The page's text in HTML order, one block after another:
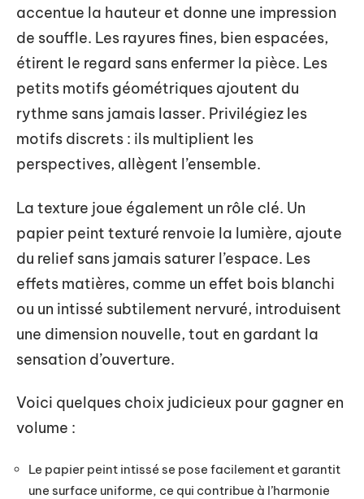
accentue la hauteur et donne une impression
de souffle. Les rayures fines, bien espacées,
étirent le regard sans enfermer la pièce. Les
petits motifs géométriques ajoutent du
rythme sans jamais lasser. Privilégiez les
motifs discrets : ils multiplient les
perspectives, allègent l’ensemble.
La texture joue également un rôle clé. Un
papier peint texturé renvoie la lumière, ajoute
du relief sans jamais saturer l’espace. Les
effets matières, comme un effet bois blanchi
ou un intissé subtilement nervuré, introduisent
une dimension nouvelle, tout en gardant la
sensation d’ouverture.
Voici quelques choix judicieux pour gagner en
volume :
Le papier peint intissé se pose facilement et garantit
une surface uniforme, ce qui contribue à l’harmonie